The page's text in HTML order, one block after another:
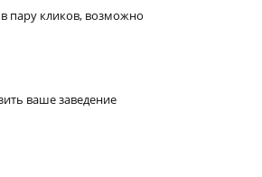
пару кликов, возможно
ваше заведение